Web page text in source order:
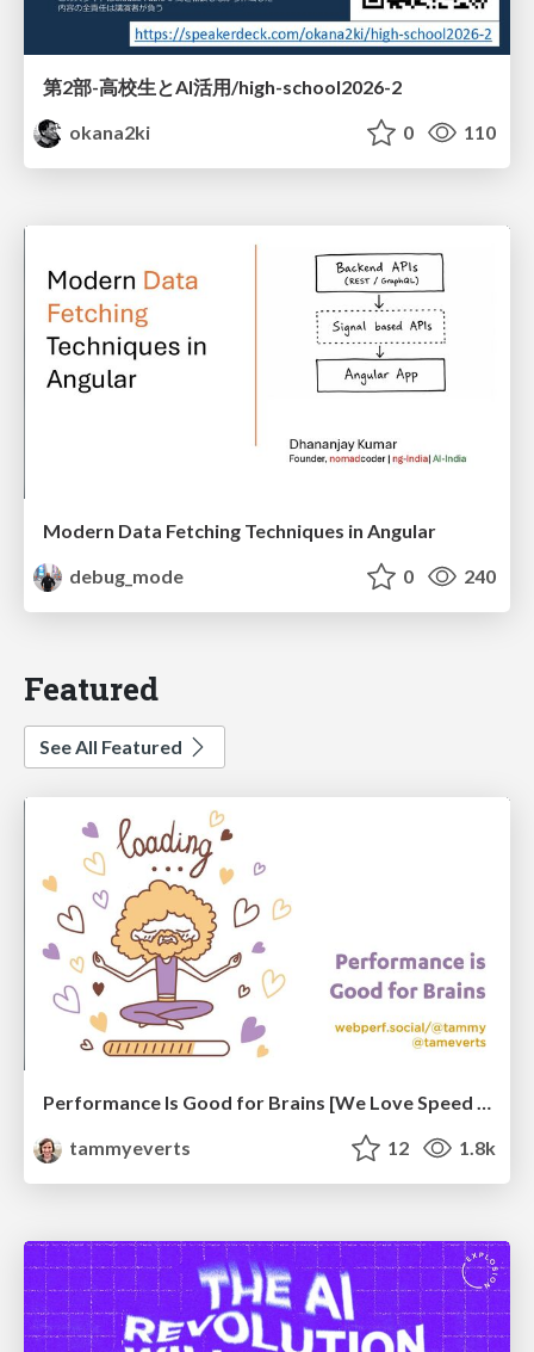
第2部-高校生とAI活用/high-school2026-2
okana2ki
0 110
Modern Data Fetching Techniques in Angular
debug_mode
0 240
Featured
See All Featured
Performance Is Good for Brains [We Love Speed 2024]
tammyeverts
12 1.8k